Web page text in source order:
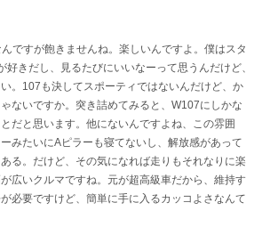
ですが飽きませんね。楽しいんですよ。僕はスタ
好きだし、見るたびにいいなーって思うんだけど、
。107も決してスポーティではないんだけど、か
ないですか。突き詰めてみると、W107にしかな
だと思います。他にないんですよね、この雰囲
みたいにAピラーも寝てないし、解放感があって
る。だけど、その気になれば走りもそれなりに楽
広いクルマですね。元が超高級車だから、維持す
必要ですけど、簡単に手に入るカッコよさなんて